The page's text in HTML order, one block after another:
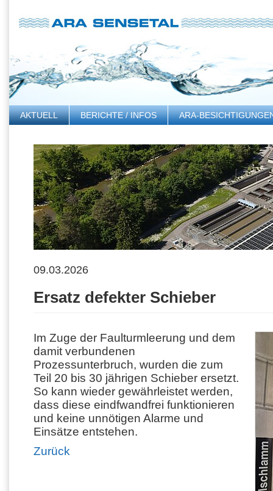
AKTUELL BERICHTE / INFOS
ARA-
09.03.2026
Ersatz defekter Schieber
Im Zuge der Faulturmleerung und dem
damit verbundenen
Prozessunterbruch, wurden die zum
Teil 20 bis 30 jährigen Schieber ersetzt.
So kann wieder gewährleistet werden,
dass diese eindfwandfrei funktionieren
und keine unnötigen Alarme und
Einsätze entstehen.
Zurück